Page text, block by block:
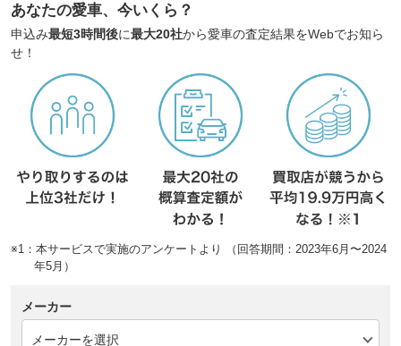
あなたの愛車、今いくら？
申込み最短3時間後に最大20社から愛車の査定結果をWebでお知ら
せ！
※1：本サービスで実施のアンケートより （回答期間：2023年6月〜2024
年5月）
メーカー